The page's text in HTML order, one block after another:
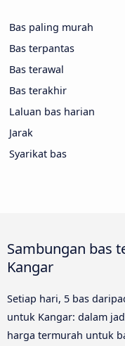
Bas paling murah
Bas terpantas
Bas terawal
Bas terakhir
Laluan bas harian
Jarak
Syarikat bas
Sambungan bas
Kangar
Setiap hari, 5 bas
untuk Kangar: dalam
harga termurah untuk